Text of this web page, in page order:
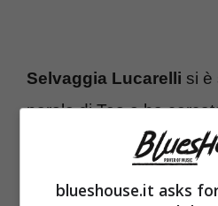
Selvaggia Lucarelli si è
parole di Teo e ha
: “Scusa Milly,
blueshouse.it asks